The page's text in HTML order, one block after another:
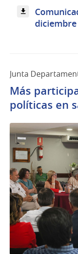
diciembre
Junta
Más
políticas en